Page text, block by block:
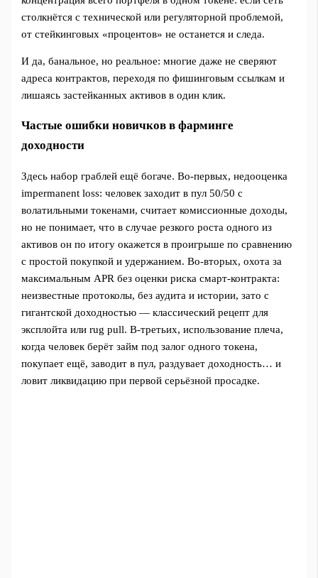
столкнётся с технической или регуляторной проблемой,
от стейкинговых «процентов» не останется и следа.
И да, банальное, но реальное: многие даже не сверяют
адреса контрактов, переходя по фишинговым ссылкам и
лишаясь застейканных активов в один клик.
Частые ошибки новичков в фарминге
доходности
Здесь набор граблей ещё богаче. Во‑первых, недооценка
impermanent loss: человек заходит в пул 50/50 с
волатильными токенами, считает комиссионные доходы,
но не понимает, что в случае резкого роста одного из
активов он по итогу окажется в проигрыше по сравнению
с простой покупкой и удержанием. Во‑вторых, охота за
максимальным APR без оценки риска смарт‑контракта:
неизвестные протоколы, без аудита и истории, зато с
гигантской доходностью — классический рецепт для
эксплойта или rug pull. В‑третьих, использование плеча,
когда человек берёт займ под залог одного токена,
покупает ещё, заводит в пул, раздувает доходность… и
ловит ликвидацию при первой серьёзной просадке.